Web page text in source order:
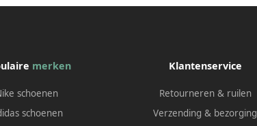
merken
schoenen
schoenen
Klantenservice
Retourneren & ruilen
Verzending & bezorging